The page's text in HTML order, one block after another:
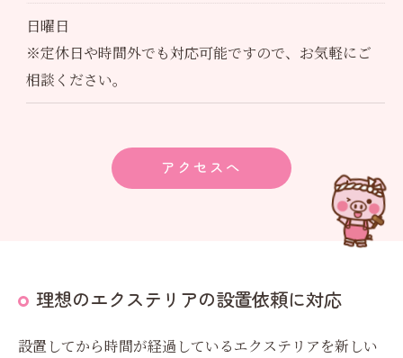
日曜日
※定休日や時間外でも対応可能ですので、お気軽にご
相談ください。
アクセスへ
理想のエクステリアの設置依頼に対応
設置してから時間が経過しているエクステリアを新しい